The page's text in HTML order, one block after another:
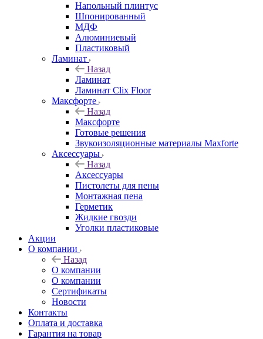
Напольный плинтус
Шпонированный
МДФ
Алюминиевый
Пластиковый
Ламинат
Назад
Ламинат
Ламинат Clix Floor
Максфорте
Назад
Максфорте
Готовые решения
Звукоизоляционные материалы Maxforte
Аксессуары
Назад
Аксессуары
Пистолеты для пены
Монтажная пена
Герметик
Жидкие гвозди
Уголки пластиковые
Акции
О компании
Назад
О компании
О компании
Сертификаты
Новости
Контакты
Оплата и доставка
Гарантия на товар